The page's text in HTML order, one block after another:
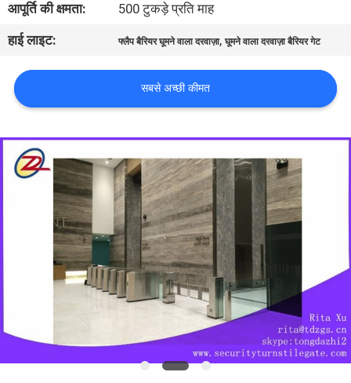
संपर्क
करें
एक
की
विनती
साइटमैप
POLICY
आपूर्ति की क्षमता:
500 टुकड़े प्रति माह
हाई लाइट:
फ्लैप बैरियर घूमने वाला दरवाज़ा,घूमने वाला दरवाज़ा बैरियर गेट
सबसे अच्छी कीमत